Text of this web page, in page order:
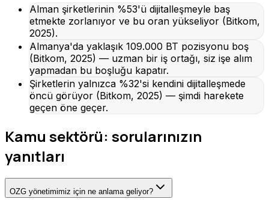
Alman şirketlerinin %53'ü dijitalleşmeyle baş
etmekte zorlanıyor ve bu oran yükseliyor (Bitkom,
2025).
Almanya'da yaklaşık 109.000 BT pozisyonu boş
(Bitkom, 2025) — uzman bir iş ortağı, siz işe alım
yapmadan bu boşluğu kapatır.
Şirketlerin yalnızca %32'si kendini dijitalleşmede
öncü görüyor (Bitkom, 2025) — şimdi harekete
geçen öne geçer.
Kamu sektörü: sorularınızın
yanıtları
OZG yönetimimiz için ne anlama geliyor?